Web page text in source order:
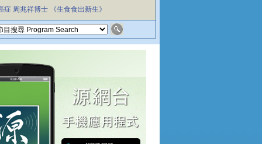
症 周兆祥博士 《生食食出新生》